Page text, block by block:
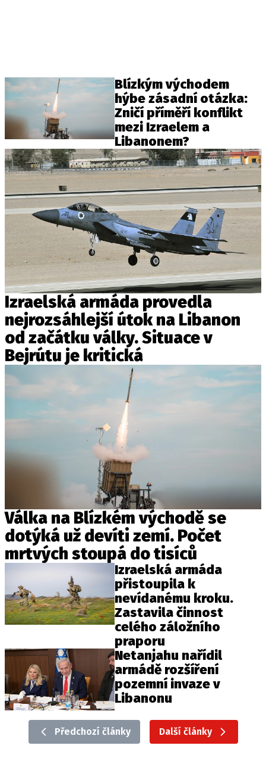
Blízkým východem
hýbe zásadní otázka:
Zničí příměří konflikt
mezi Izraelem a
Libanonem?
Izraelská armáda provedla
nejrozsáhlejší útok na Libanon
od začátku války. Situace v
Bejrútu je kritická
Válka na Blízkém východě se
dotýká už devíti zemí. Počet
mrtvých stoupá do tisíců
Izraelská armáda
přistoupila k
nevídanému kroku.
Zastavila činnost
celého záložního
praporu
Netanjahu nařídil
armádě rozšíření
pozemní invaze v
Libanonu
Předchozí články Další články